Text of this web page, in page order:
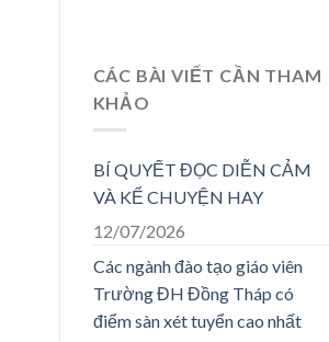
CÁC BÀI VIẾT CẦN THAM
KHẢO
BÍ QUYẾT ĐỌC DIỄN CẢM
VÀ KỂ CHUYỆN HAY
12/07/2026
Các ngành đào tạo giáo viên
Trường ĐH Đồng Tháp có
điểm sàn xét tuyển cao nhất